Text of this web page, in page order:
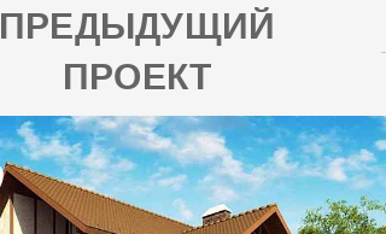
ПРЕДЫДУЩИЙ
ПРОЕКТ